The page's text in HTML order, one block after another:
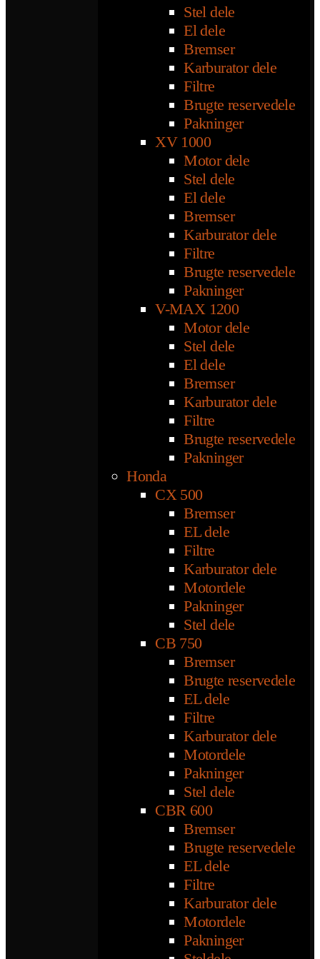
Stel dele
El dele
Bremser
Karburator dele
Filtre
Brugte reservedele
Pakninger
XV 1000
Motor dele
Stel dele
El dele
Bremser
Karburator dele
Filtre
Brugte reservedele
Pakninger
V-MAX 1200
Motor dele
Stel dele
El dele
Bremser
Karburator dele
Filtre
Brugte reservedele
Pakninger
Honda
CX 500
Bremser
EL dele
Filtre
Karburator dele
Motordele
Pakninger
Stel dele
CB 750
Bremser
Brugte reservedele
EL dele
Filtre
Karburator dele
Motordele
Pakninger
Stel dele
CBR 600
Bremser
Brugte reservedele
EL dele
Filtre
Karburator dele
Motordele
Pakninger